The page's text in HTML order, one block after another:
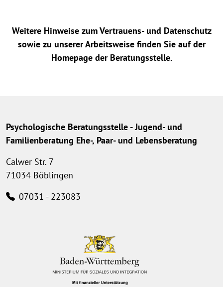
Weitere Hinweise zum Vertrauens- und Datenschutz
sowie zu unserer Arbeitsweise finden Sie auf der
Homepage der Beratungsstelle.
Psychologische Beratungsstelle - Jugend- und
Familienberatung Ehe-, Paar- und Lebensberatung
Calwer Str. 7
71034 Böblingen
07031 - 223083